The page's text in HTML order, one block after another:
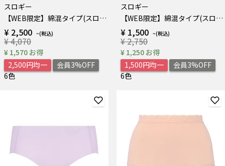
スロギー
【WEB限定】綿混タイプ(スロギーG028) カップ付きハーフトップ
¥ 2,500
¥ 4,070
¥ 1,570 お得
2,500円均一
会員3%OFF
6色
スロギー
【WEB限定】綿混タイプ(スロギーG028) マキシショーツ
¥ 1,500
¥ 2,750
¥ 1,250 お得
1,500円均一
会員3%OFF
6色